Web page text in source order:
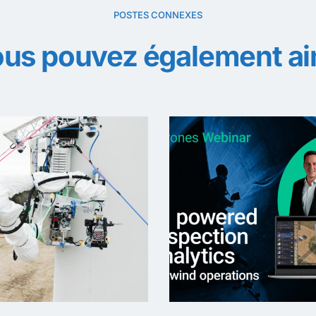
POSTES CONNEXES
pouvez également